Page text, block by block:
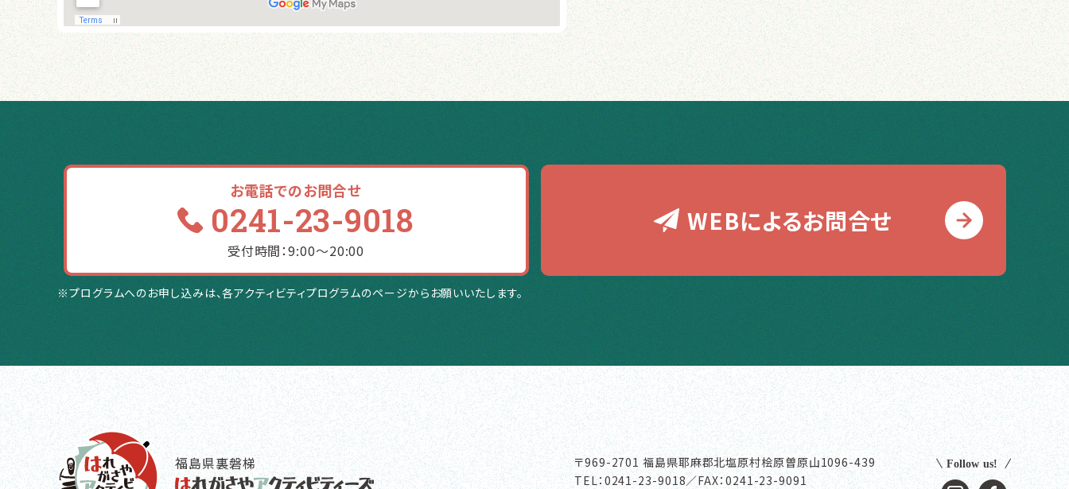
お電話でのお問合せ
0241-23-9018
受付時間：9:00〜20:00
WEBによるお問合せ
※プログラムへのお申し込みは、各アクティビティプログラムのページからお願いいたします。
福島県裏磐梯 〒969-2701福島県耶麻郡北塩原村桧原曽原山1096-439
TEL： 0241-23-9018／FAX：0241-23-9091